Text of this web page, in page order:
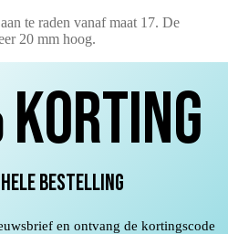
te raden vanaf maat 17. De
20 mm hoog.
korting
hele bestelling
en ontvang de kortingscode